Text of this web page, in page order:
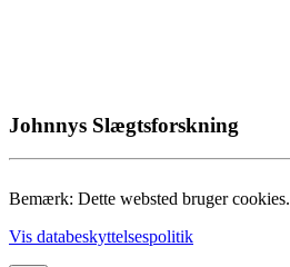
Johnnys Slægtsforskning
Bemærk: Dette websted bruger cookies.
Vis databeskyttelsespolitik